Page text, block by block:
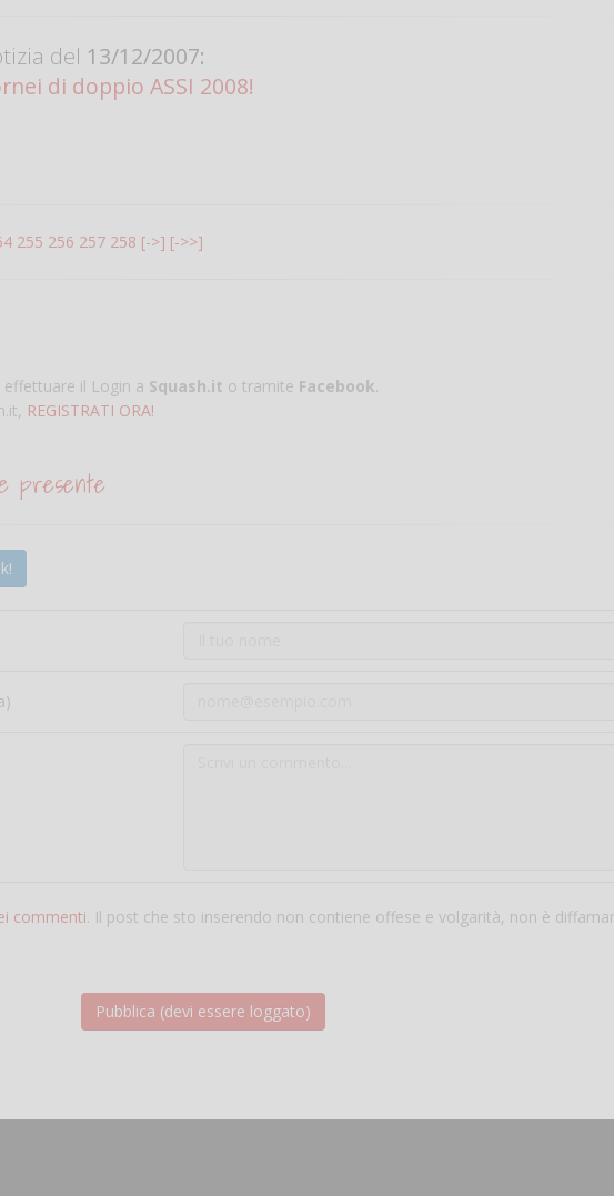
del 13/12/2007:
di doppio ASSI 2008!
255 256 257 258 [->] [->>]
il Login a Squash.it o tramite Facebook.
REGISTRATI ORA!
presente
commenti. Il post che sto inserendo non contiene offese e volgarità, non è